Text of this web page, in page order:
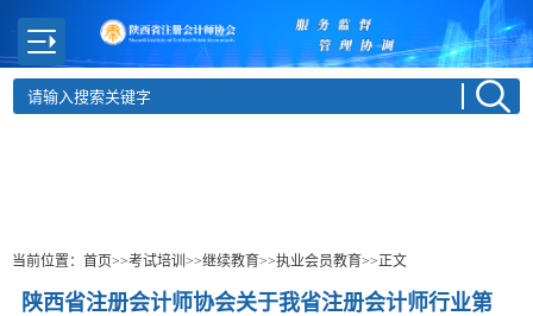
当前位置： 首页>>考试培训 >>继续教育>>执业会员教育>>正文
陕西省注册会计师协会关于我省注册会计师行业第